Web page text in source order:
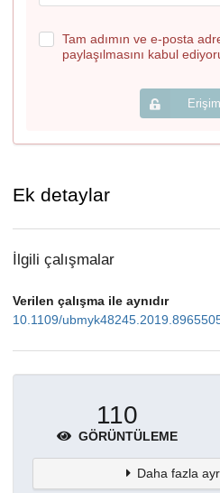
Tam adımın ve e-posta
paylaşılmasını kabul
Ek detaylar
İlgili çalışmalar
Verilen çalışma ile aynıdır
10.1109/
110
GÖRÜNTÜLEME
Daha fazla